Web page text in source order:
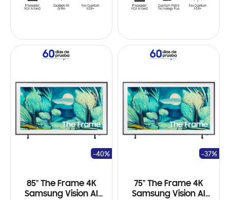
85" The Frame 4K
Samsung Vision AI
-40%
75" The Frame 4K
Samsung Vision AI
-37%